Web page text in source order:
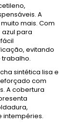
A
mais. Com
para
evitando
sintética lisa e
com
A cobertura
intempéries.